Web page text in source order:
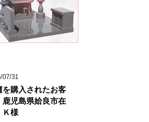
07/31
を購入されたお客
鹿児島県姶良市在
様